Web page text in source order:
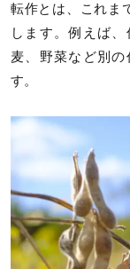
転作とは、これま
します。例えば
麦、野菜など別
す。